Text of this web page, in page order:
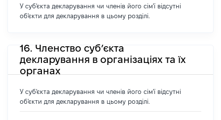
У суб'єкта декларування чи членів його сім'ї відсутні
об'єкти для декларування в цьому розділі.
16. Членство суб’єкта
декларування в організаціях та їх
органах
У суб'єкта декларування чи членів його сім'ї відсутні
об'єкти для декларування в цьому розділі.